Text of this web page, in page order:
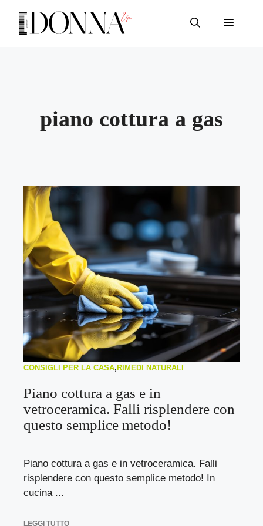
contenuto
Menu
piano cottura a gas
CONSIGLI PER LA CASA, RIMEDI NATURALI
Piano cottura a gas e in
vetroceramica. Falli risplendere con
questo semplice metodo!
Piano cottura a gas e in vetroceramica. Falli
risplendere con questo semplice metodo! In
cucina ...
LEGGI TUTTO